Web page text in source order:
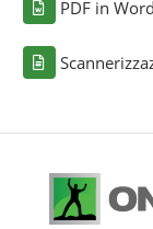
PDF in Word